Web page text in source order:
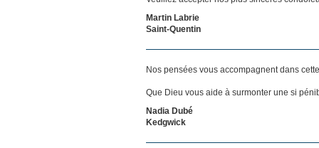
Martin Labrie
Saint-Quentin
Nos pensées vous accompagnent dans
Que Dieu vous aide à surmonter une si
Nadia Dubé
Kedgwick